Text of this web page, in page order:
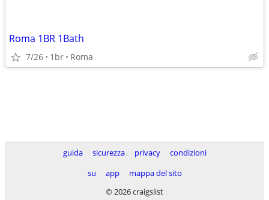
Roma 1BR 1Bath
7/26 1br Roma
guida sicurezza privacy
condizioni
su
app
mappa del sito
© 2026 craigslist